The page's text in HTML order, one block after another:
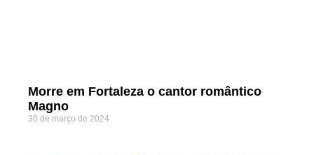
Morre em Fortaleza o cantor romântico
Magno
30 de março de 2024